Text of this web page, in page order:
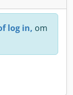
log in, om